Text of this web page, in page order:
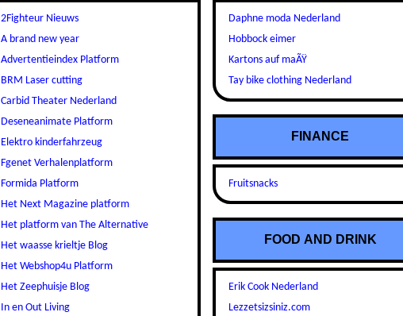
2Fighteur Nieuws
A brand new year
Advertentieindex Platform
BRM Laser cutting
Carbid Theater Nederland
Deseneanimate Platform
Elektro kinderfahrzeug
Fgenet Verhalenplatform
Formida Platform
Het Next Magazine platform
Het platform van The Alternative
Het waasse krieltje Blog
Het Webshop4u Platform
Het Zeephuisje Blog
In en Out Living
Daphne moda Nederland
Hobbock eimer
Kartons auf maÃŸ
Tay bike clothing Nederland
FINANCE
Fruitsnacks
FOOD AND DRINK
Erik Cook Nederland
Lezzetsizsiniz.com